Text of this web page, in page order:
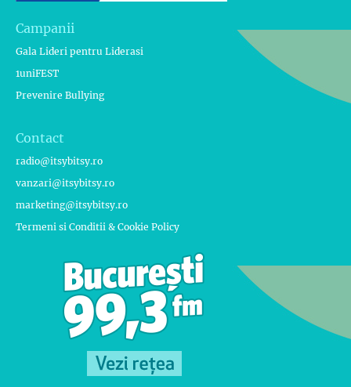
Campanii
Gala Lideri pentru Liderasi
1uniFEST
Prevenire Bullying
Contact
radio@itsybitsy.ro
vanzari@itsybitsy.ro
marketing@itsybitsy.ro
Termeni si Conditii & Cookie Policy